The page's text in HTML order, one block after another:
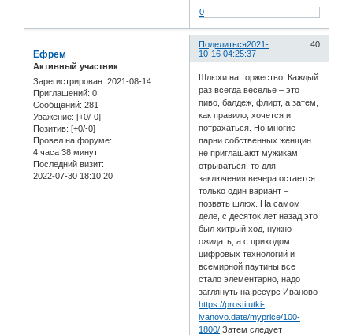
0
Поделиться 40
2021-
10-16 04:25:37
Ефрем
Активный участник
Зарегистрирован: 2021-08-14
Приглашений: 0
Сообщений: 281
Уважение: [+0/-0]
Позитив: [+0/-0]
Провел на форуме:
4 часа 38 минут
Последний визит:
2022-07-30 18:10:20
Шлюхи на торжество. Каждый
раз всегда веселье – это
пиво, балдеж, флирт, а затем,
как правило, хочется и
потрахаться. Но многие
парни собственных женщин
не приглашают мужикам
отрываться, то для
заключения вечера остается
только один вариант –
позвать шлюх. На самом
деле, с десяток лет назад это
был хитрый ход, нужно
ожидать, а с приходом
цифровых технологий и
всемирной паутины все
стало элементарно, надо
заглянуть на ресурс Иваново
https://prostitutki-
ivanovo.date/myprice/100-
1800/ Затем следует